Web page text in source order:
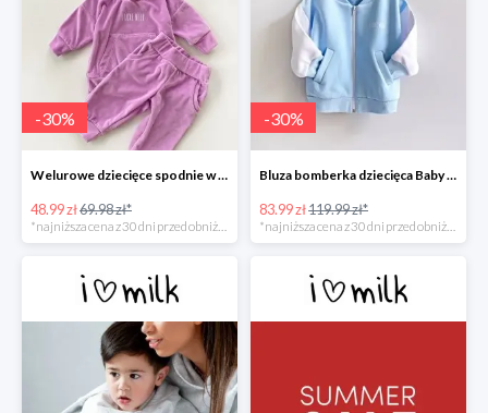
-30%
Welurowe dziecięce spodnie w kolorze Lila -30%
48.99 zł69.98 zł*
-30%
Bluza bomberka dziecięca Baby Blue -30%
83.99 zł119.99 zł*